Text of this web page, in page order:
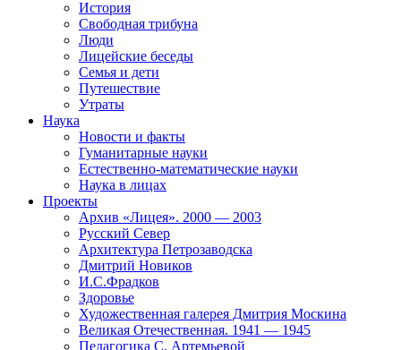
История
Свободная трибуна
Люди
Лицейские беседы
Семья и дети
Путешествие
Утраты
Наука
Новости и факты
Гуманитарные науки
Естественно-математические науки
Наука в лицах
Проекты
Архив «Лицея». 2000 — 2003
Русский Север
Архитектура Петрозаводска
Дмитрий Новиков
И.С.Фрадков
Здоровье
Художественная галерея Дмитрия Москина
Великая Отечественная. 1941 — 1945
Педагогика С. Артемьевой